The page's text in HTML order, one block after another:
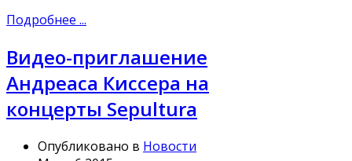
Подробнее ...
Видео-приглашение
Андреаса Киссера на
концерты Sepultura
Опубликовано в Новости